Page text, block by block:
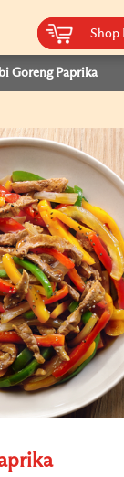
Shop
Shop
Goreng Paprika